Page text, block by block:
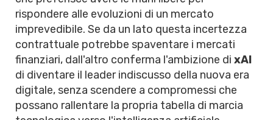
rispondere alle evoluzioni di un mercato
imprevedibile. Se da un lato questa incertezza
contrattuale potrebbe spaventare i mercati
finanziari, dall'altro conferma l'ambizione di xAI
di diventare il leader indiscusso della nuova era
digitale, senza scendere a compromessi che
possano rallentare la propria tabella di marcia